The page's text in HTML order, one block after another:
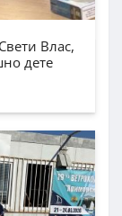
Влас,
дете